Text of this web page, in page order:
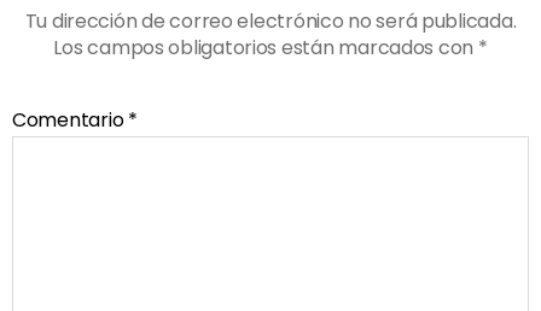
Tu dirección de correo electrónico no será publicada.
Los campos obligatorios están marcados con *
Comentario*